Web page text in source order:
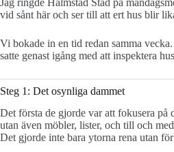
vid sånt här och ser till att ert hus blir
Vi bokade in en tid redan samma
satte genast igång med att inspektera
Steg 1: Det osynliga dammet
Det första de gjorde var att fokusera
utan även möbler, lister, och till och
Det gjorde inte bara ytorna rena utan